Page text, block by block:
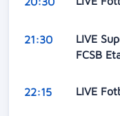
21:30
LIVE
FCSB
22:15 LIVE